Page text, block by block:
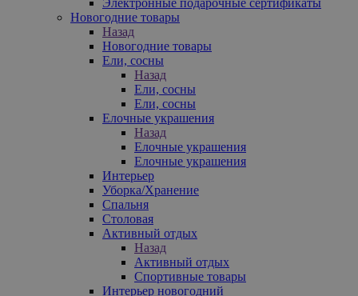
Новогодние товары
Назад
Новогодние товары
Ели, сосны
Назад
Ели, сосны
Ели, сосны
Елочные украшения
Назад
Елочные украшения
Елочные украшения
Интерьер
Уборка/Хранение
Спальня
Столовая
Активный отдых
Назад
Активный отдых
Спортивные товары
Интерьер новогодний